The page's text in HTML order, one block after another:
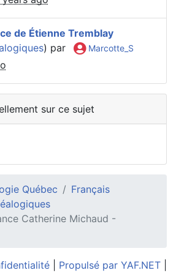
de Étienne Tremblay
) par Marcotte_S
sur ce sujet
Québec
Français
Catherine Michaud -
Propulsé par YAF.NET